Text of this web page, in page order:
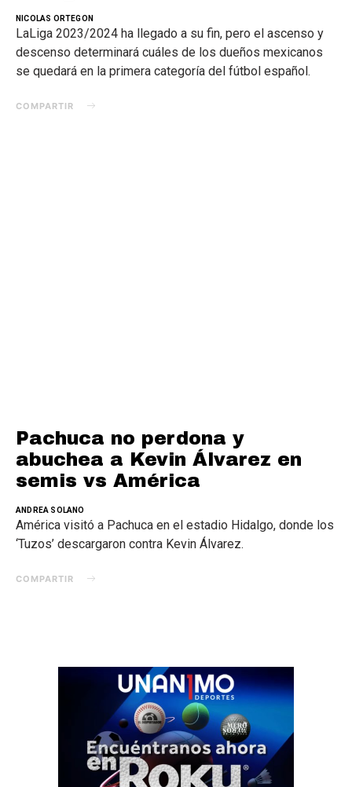
NICOLAS ORTEGON
LaLiga 2023/2024 ha llegado a su fin, pero el ascenso y
descenso determinará cuáles de los dueños mexicanos
se quedará en la primera categoría del fútbol español.
COMPARTIR
Pachuca no perdona y
abuchea a Kevin Álvarez en
semis vs América
ANDREA SOLANO
América visitó a Pachuca en el estadio Hidalgo, donde los
‘Tuzos’ descargaron contra Kevin Álvarez.
COMPARTIR